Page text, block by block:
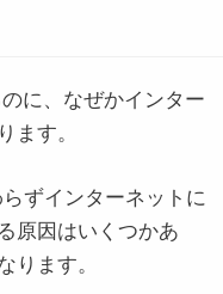
に、なぜかインター
す。
ずインターネットに
原因はいくつかあ
ります。